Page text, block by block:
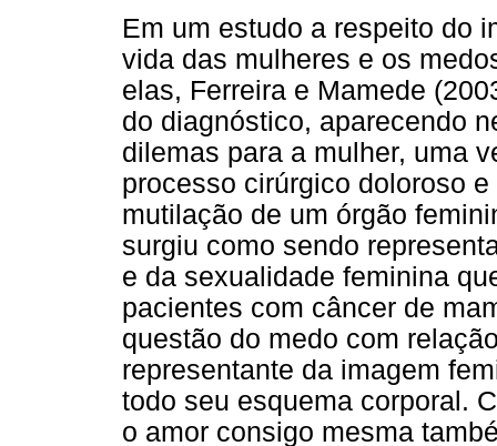
Em um estudo a respeito do
vida das mulheres e os
elas, Ferreira e Mamede
do diagnóstico, aparecendo
dilemas para a mulher, uma
processo cirúrgico doloroso
mutilação de um órgão
surgiu como sendo
e da sexualidade feminina
pacientes com câncer de
questão do medo com
representante da imagem
todo seu esquema corporal.
o amor consigo mesma